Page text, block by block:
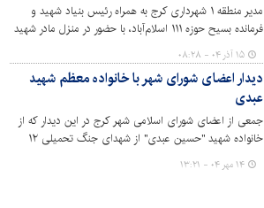
مدیر منطقه ۱ شهرداری کرج به همراه رئیس بنیاد شهید و
فرمانده بسیح حوزه ۱۱۱ اسلام‌آباد، با حضور در منزل مادر شهید
والامقام حسینی، با این بانوی صبور دیدار و از مقام والای
مادران شهدای دفاع مقدس تقدیر کردند.
۱۵ آذر ۰۴ - ۰۸:۲۸
دیدار اعضای شورای شهر با خانواده معظم شهید
عبدی
جمعی از اعضای شورای اسلامی شهر کرج در این دیدار که از
خانواده شهید "حسین عبدی" از شهدای جنگ تحمیلی ١٢
روزه انجام گرفت، حضور داشتند. مسعود محمدی رئیس شورا،
علیرضا رحیمی رئیس کمیسیون عمران و حمل و نقل، عمار
۱۴ مهر ۰۴ - ۱۳:۲۱